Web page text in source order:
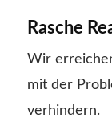
Rasche
Wir
mit der
verhindern.